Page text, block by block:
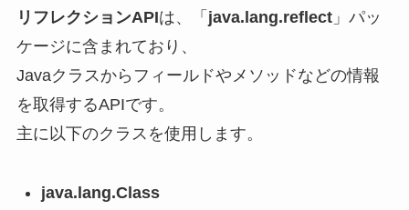
リフレクションAPIは、「 java.lang.reflect」パッ
ケージに含まれており、
Javaクラスからフィールドやメソッドなどの情報
を取得するAPIです。
主に以下のクラスを使用します。
java.lang.Class